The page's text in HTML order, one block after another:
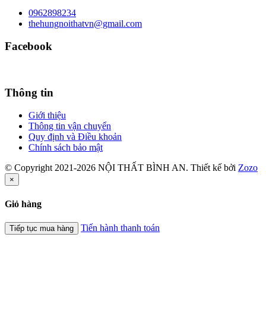
0962898234
thehungnoithatvn@gmail.com
Facebook
Thông tin
Giới thiệu
Thông tin vận chuyển
Quy định và Điều khoản
Chính sách bảo mật
© Copyright 2021-2026 NỘI THẤT BÌNH AN. Thiết kế bởi Zozo
×
Giỏ hàng
Tiếp tục mua hàng Tiến hành thanh toán